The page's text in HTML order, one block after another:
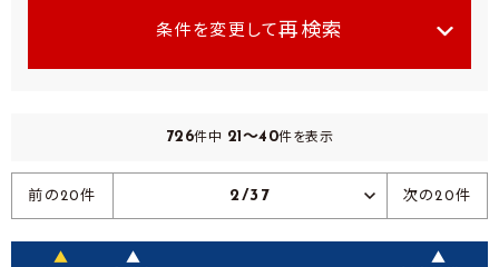
条件を変更して 再検索
726件中 21～40件を表示
前の20件 2/37 次の20件
▲
▲
▲